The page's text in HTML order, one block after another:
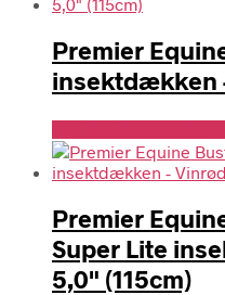
Premier
insektdækken
Premier
Super Lite
5,0" (115cm)